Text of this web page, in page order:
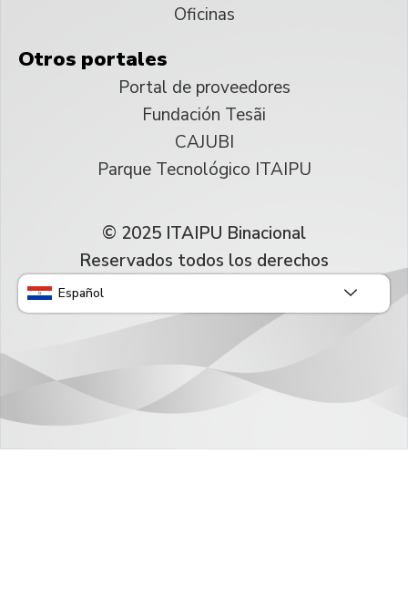
Oficinas
Otros portales
Portal de proveedores
Fundación Tesãi
CAJUBI
Parque Tecnológico ITAIPU
© 2025 ITAIPU Binacional
Reservados todos los derechos
Español